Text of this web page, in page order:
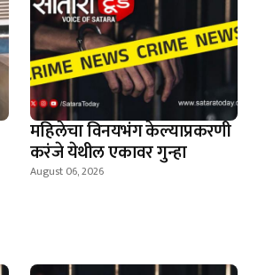
महिलेचा विनयभंग केल्याप्रकरणी
करंजे येथील एकावर गुन्हा
August 06, 2026